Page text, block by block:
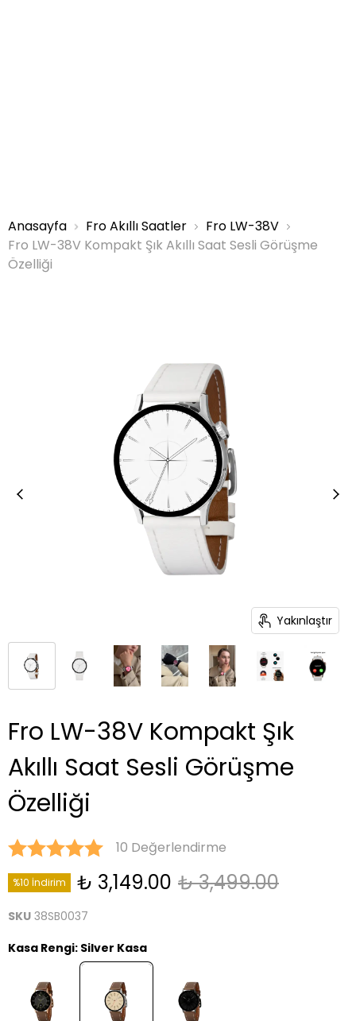
Anasayfa Fro Akıllı Saatler
Fro LW-38V
Fro LW-38V Kompakt Şık Akıllı Saat Sesli Görüşme
Özelliği
Yakınlaştır
Fro LW-38V Kompakt Şık
Akıllı Saat Sesli Görüşme
Özelliği
10 Değerlendirme
%10 İndirim ₺ 3,149.00 ₺ 3,499.00
SKU 38SB0037
Kasa Rengi: Silver Kasa